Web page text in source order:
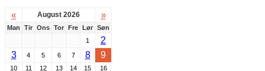
« August 2026 »
Man Tir Ons Tor Fre Lør Søn
1
2
3
4 5 6 7 8 9
10 11 12 13 14 15 16